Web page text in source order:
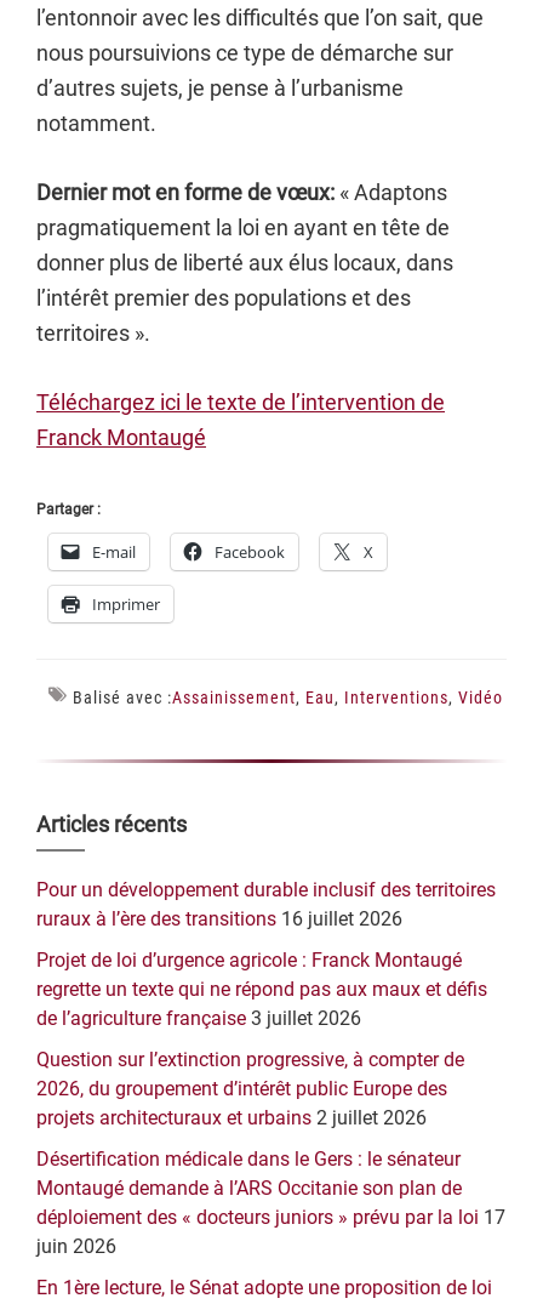
l’entonnoir avec les difficultés que l’on sait, que
nous poursuivions ce type de démarche sur
d’autres sujets, je pense à l’urbanisme
notamment.
Dernier mot en forme de vœux: « Adaptons
pragmatiquement la loi en ayant en tête de
donner plus de liberté aux élus locaux, dans
l’intérêt premier des populations et des
territoires ».
Téléchargez ici le texte de l’intervention de
Franck Montaugé
Partager :
E-mail Facebook X
Imprimer
Balisé avec :Assainissement, Eau, Interventions, Vidéo
Barre
latérale
principale
Articles récents
Pour un développement durable inclusif des territoires
ruraux à l’ère des transitions 16 juillet 2026
Projet de loi d’urgence agricole : Franck Montaugé
regrette un texte qui ne répond pas aux maux et défis
de l’agriculture française 3 juillet 2026
Question sur l’extinction progressive, à compter de
2026, du groupement d’intérêt public Europe des
projets architecturaux et urbains 2 juillet 2026
Désertification médicale dans le Gers : le sénateur
Montaugé demande à l’ARS Occitanie son plan de
déploiement des « docteurs juniors » prévu par la loi 17
juin 2026
En 1ère lecture, le Sénat adopte une proposition de loi